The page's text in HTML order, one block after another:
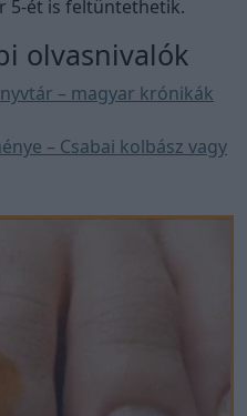
5-ét is feltüntethetik.
olvasnivalók
– magyar krónikák
– Csabai kolbász vagy